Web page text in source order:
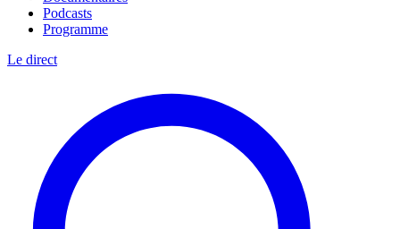
Podcasts
Programme
Le direct